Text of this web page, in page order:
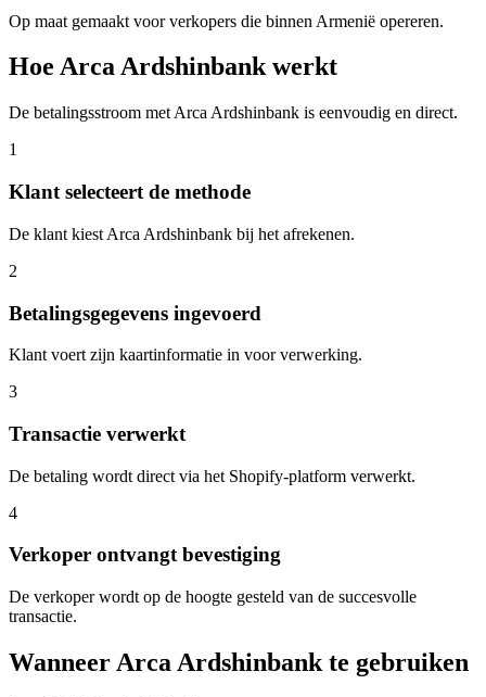
Op maat gemaakt voor verkopers die binnen Armenië opereren.
Hoe Arca Ardshinbank werkt
De betalingsstroom met Arca Ardshinbank is eenvoudig en direct.
1
Klant selecteert de methode
De klant kiest Arca Ardshinbank bij het afrekenen.
2
Betalingsgegevens ingevoerd
Klant voert zijn kaartinformatie in voor verwerking.
3
Transactie verwerkt
De betaling wordt direct via het Shopify-platform verwerkt.
4
Verkoper ontvangt bevestiging
De verkoper wordt op de hoogte gesteld van de succesvolle
transactie.
Wanneer Arca Ardshinbank te gebruiken